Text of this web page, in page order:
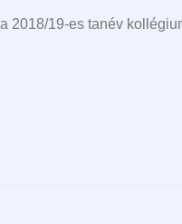
2018/19-es tanév